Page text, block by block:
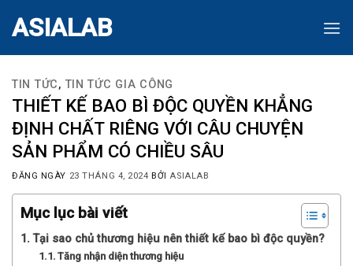
ASIALAB
TIN TỨC,TIN TỨC GIA CÔNG
THIẾT KẾ BAO BÌ ĐỘC QUYỀN KHẲNG
ĐỊNH CHẤT RIÊNG VỚI CÂU CHUYỆN
SẢN PHẨM CÓ CHIỀU SÂU
ĐĂNG NGÀY 23 THÁNG 4, 2024 BỞIASIALAB
Mục lục bài viết
Tại sao chủ thương hiệu nên thiết kế bao bì độc quyền?
Tăng nhận diện thương hiệu